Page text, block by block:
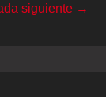
siguiente →